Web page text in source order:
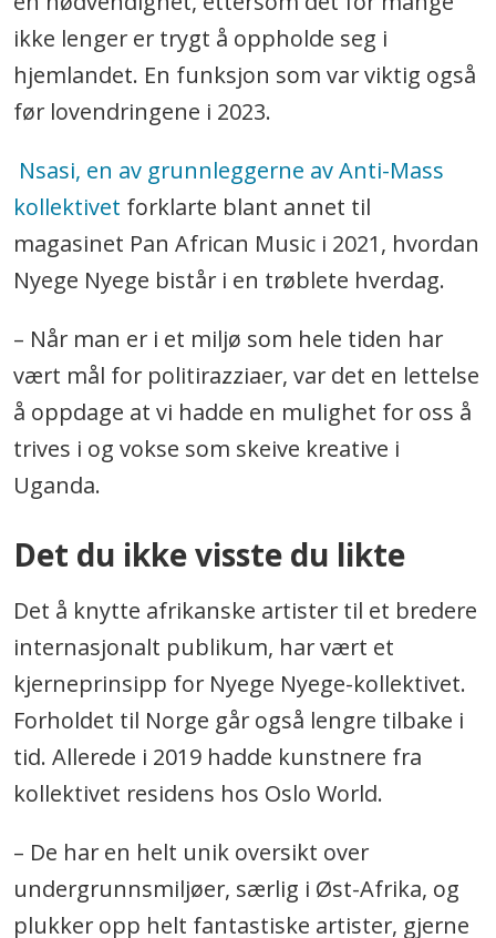
ikke lenger er trygt å oppholde seg i
hjemlandet. En funksjon som var viktig også
før lovendringene i 2023.
Nsasi, en av grunnleggerne av Anti-Mass
kollektivet forklarte blant annet til
magasinet Pan African Music i 2021, hvordan
Nyege Nyege bistår i en trøblete hverdag.
– Når man er i et miljø som hele tiden har
vært mål for politirazziaer, var det en lettelse
å oppdage at vi hadde en mulighet for oss å
trives i og vokse som skeive kreative i
Uganda.
Det du ikke visste du likte
Det å knytte afrikanske artister til et bredere
internasjonalt publikum, har vært et
kjerneprinsipp for Nyege Nyege-kollektivet.
Forholdet til Norge går også lengre tilbake i
tid. Allerede i 2019 hadde kunstnere fra
kollektivet residens hos Oslo World.
– De har en helt unik oversikt over
undergrunnsmiljøer, særlig i Øst-Afrika, og
plukker opp helt fantastiske artister, gjerne